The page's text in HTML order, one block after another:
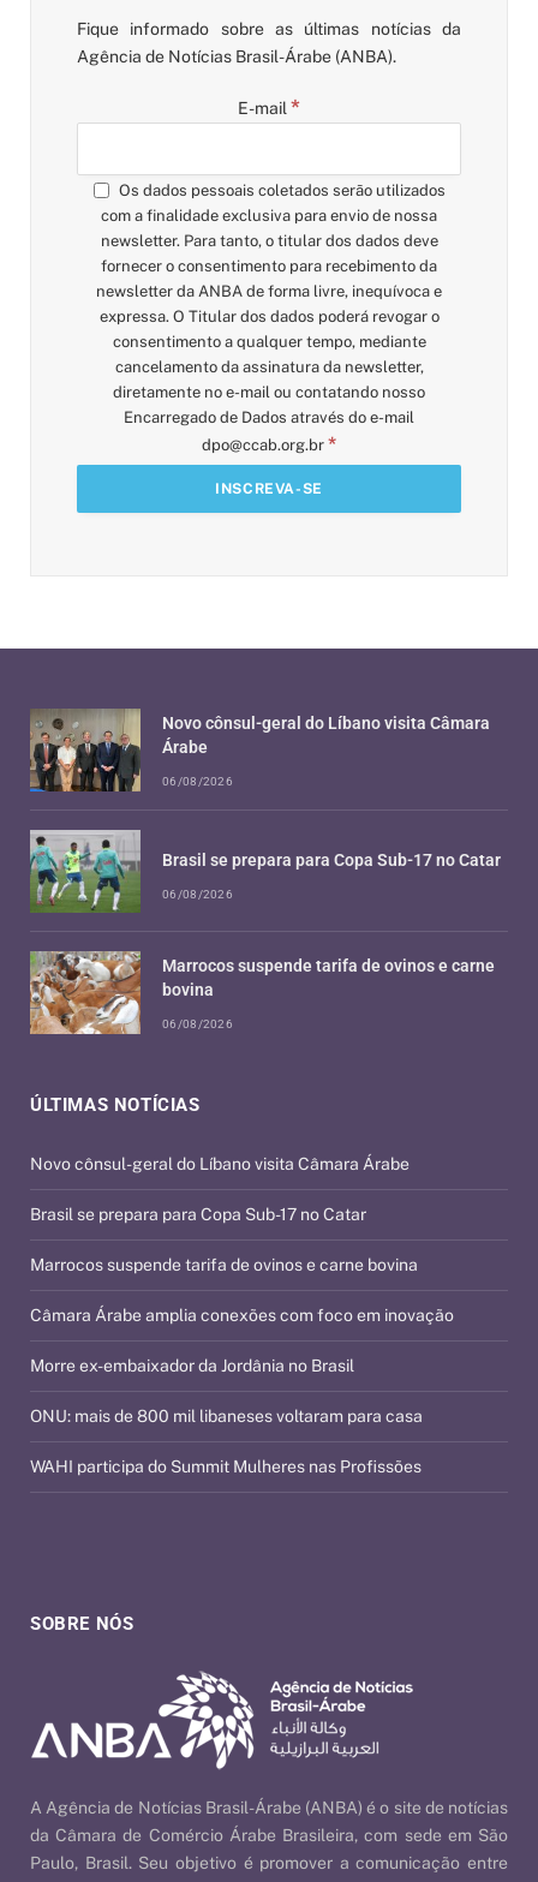
Fique informado sobre as últimas notícias da
Agência de Notícias Brasil-Árabe (ANBA).
E-mail *
Os dados pessoais coletados serão utilizados
com a finalidade exclusiva para envio de nossa
newsletter. Para tanto, o titular dos dados deve
fornecer o consentimento para recebimento da
newsletter da ANBA de forma livre, inequívoca e
expressa. O Titular dos dados poderá revogar o
consentimento a qualquer tempo, mediante
cancelamento da assinatura da newsletter,
diretamente no e-mail ou contatando nosso
Encarregado de Dados através do e-mail
dpo@ccab.org.br *
SOBRE NÓS
A Agência de Notícias Brasil-Árabe (ANBA) é o site de notícias
da Câmara de Comércio Árabe Brasileira, com sede em São
Paulo, Brasil. Seu objetivo é promover a comunicação entre
ÚLTIMAS NOTÍCIAS
Novo cônsul-geral do Líbano visita Câmara Árabe
Brasil se prepara para Copa Sub-17 no Catar
Marrocos suspende tarifa de ovinos e carne bovina
Câmara Árabe amplia conexões com foco em inovação
Morre ex-embaixador da Jordânia no Brasil
ONU: mais de 800 mil libaneses voltaram para casa
WAHI participa do Summit Mulheres nas Profissões
Novo cônsul-geral do Líbano visita Câmara
Árabe
06/08/2026
Brasil se prepara para Copa Sub-17 no Catar
06/08/2026
Marrocos suspende tarifa de ovinos e carne
bovina
06/08/2026